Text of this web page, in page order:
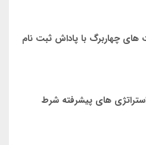
چهاربرگ با پاداش ثبت‌ نام
استراتژی‌ های پیشرفته شرط